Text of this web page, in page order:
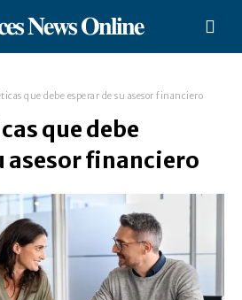
𝐍𝐞𝐰𝐬 𝐎𝐧𝐥𝐢𝐧𝐞
que debe esperar de su asesor financiero
que debe
asesor financiero